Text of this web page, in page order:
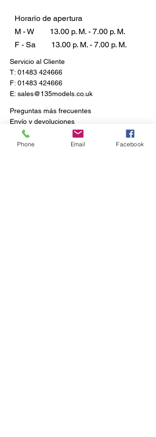
Horario de apertura
M - W
13.00 p. M. - 7.00 p. M.
F - Sa
13.00 p. M. - 7.00 p. M.
Servicio al Cliente
T: 01483 424666
F: 01483 424666
E: sales@135models.co.uk
Preguntas más frecuentes
Envío y devoluciones
Política de la tienda
Phone Email Facebook